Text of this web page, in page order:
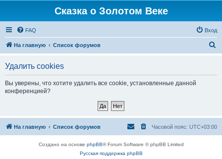
Сказка о Золотом Веке
FAQ Вход
На главную Список форумов
Удалить cookies
Вы уверены, что хотите удалить все cookie, установленные данной
конференцией?
На главную Список форумов Часовой пояс: UTC+03:00
Создано на основе phpBB® Forum Software © phpBB Limited
Русская поддержка phpBB